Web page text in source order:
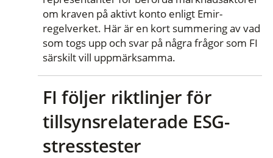
om kraven på aktivt konto enligt Emir-
regelverket. Här är en kort summering av vad
som togs upp och svar på några frågor som FI
särskilt vill uppmärksamma.
FI följer riktlinjer för
tillsynsrelaterade ESG-
stresstester